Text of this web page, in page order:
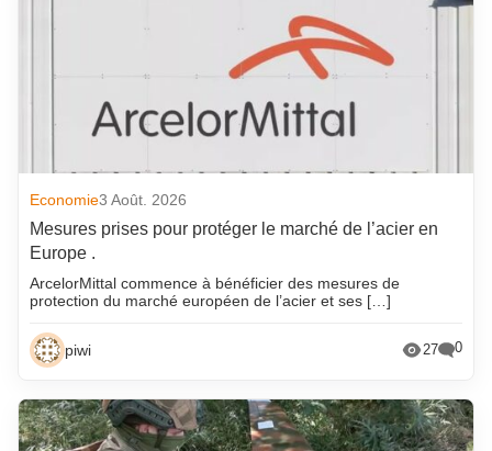
Economie3 Août. 2026
Mesures prises pour protéger le marché de l’acier en
Europe .
ArcelorMittal commence à bénéficier des mesures de
protection du marché européen de l’acier et ses […]
piwi 27 0